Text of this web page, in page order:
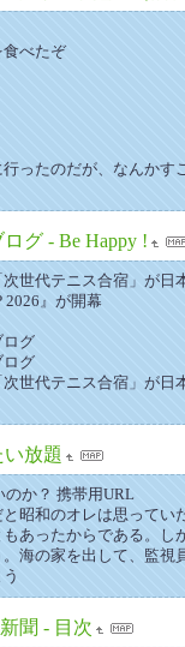
べたぞ
ったのだが、なんか
グ - Be Happy !
世代テニス合宿」が
2026』が開幕
ログ
ログ
世代テニス合宿」が
放題
のか？ 携帯用URL
昭和のオレは思って
あったからである。
海の家を出して、監
聞 - 目次